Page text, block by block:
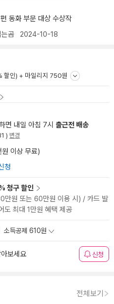
동화 부문 대상 수상작
곰 2024-10-18
할인) + 마일리지 750원
면 내일 아침 7시 출근전 배송
) 변경
이상 무료)
청
청구 할인
만원 또는 60만원 이용 시) / 카드 발
도 최대 1만원 혜택 제공
소득공제 610원
보세요 신청
전체보기